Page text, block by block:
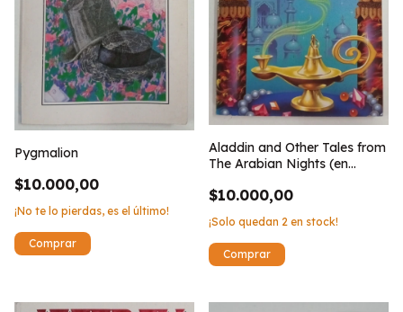
Pygmalion
$10.000,00
¡No te lo pierdas, es el último!
Aladdin and Other Tales from
The Arabian Nights (en
$10.000,00
¡Solo quedan 2 en stock!